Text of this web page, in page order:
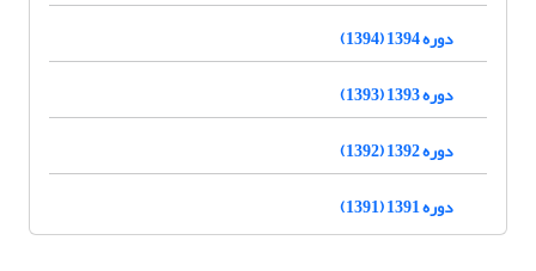
دوره 1394 (1394)
دوره 1393 (1393)
دوره 1392 (1392)
دوره 1391 (1391)